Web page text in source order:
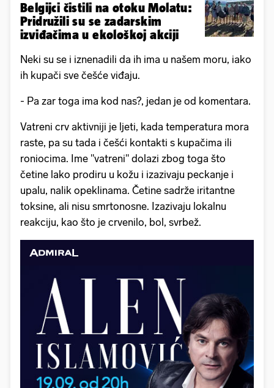
Belgijci čistili na otoku Molatu:
Pridružili su se zadarskim
izviđačima u ekološkoj akciji
Neki su se i iznenadili da ih ima u našem moru, iako
ih kupači sve češće viđaju.
- Pa zar toga ima kod nas?, jedan je od komentara.
Vatreni crv aktivniji je ljeti, kada temperatura mora
raste, pa su tada i češći kontakti s kupačima ili
roniocima. Ime "vatreni" dolazi zbog toga što
četine lako prodiru u kožu i izazivaju peckanje i
upalu, nalik opeklinama. Četine sadrže iritantne
toksine, ali nisu smrtonosne. Izazivaju lokalnu
reakciju, kao što je crvenilo, bol, svrbež.